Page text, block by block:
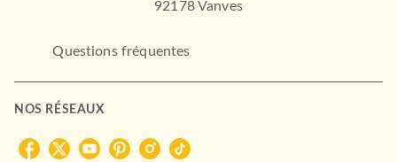
92178 Vanves
Questions fréquentes
NOS RÉSEAUX